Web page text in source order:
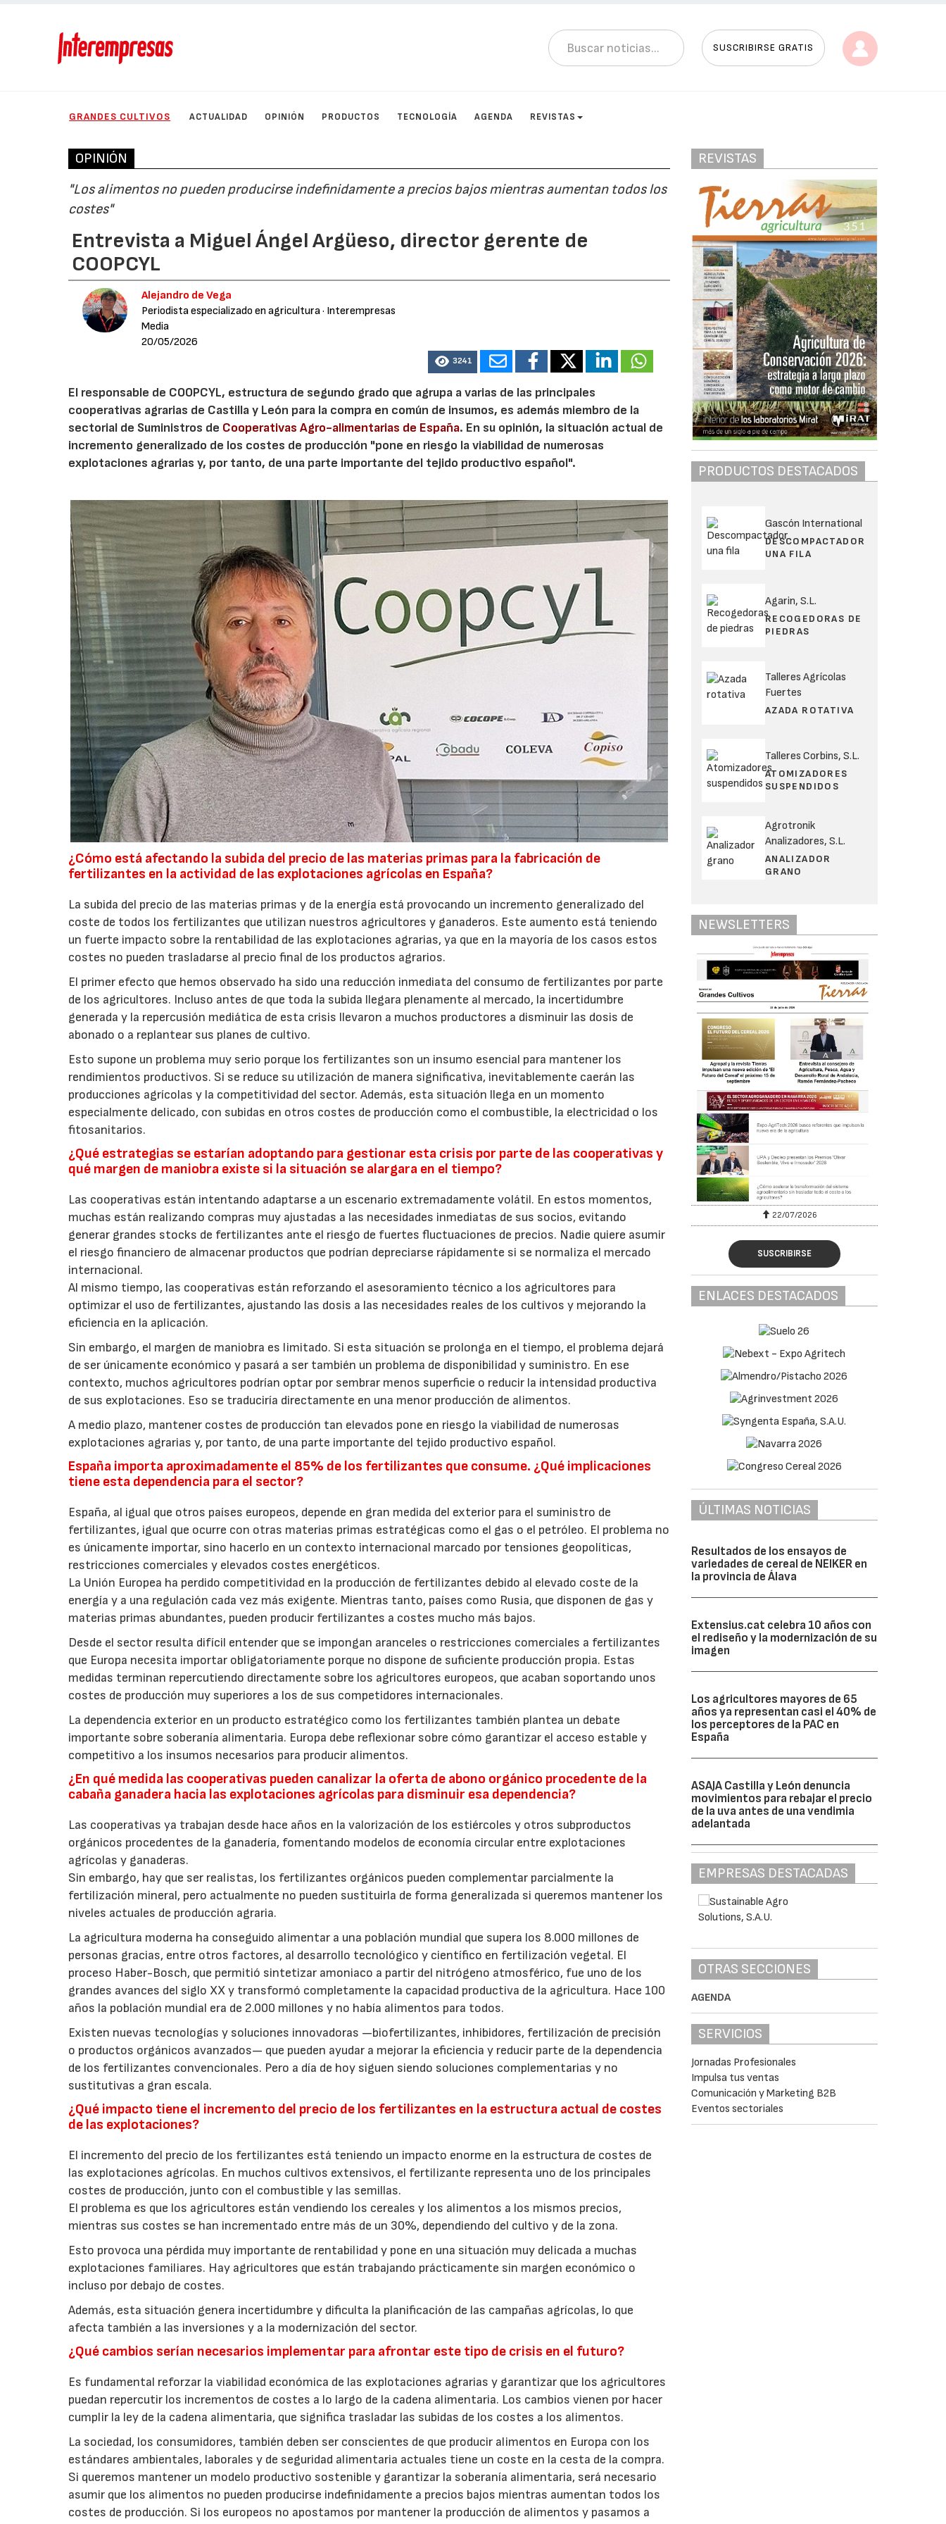
SUSCRIBIRSE GRATIS
GRANDES CULTIVOS ACTUALIDAD OPINIÓN PRODUCTOS TECNOLOGÍA AGENDA REVISTAS
OPINIÓN
"Los alimentos no pueden producirse indefinidamente a precios bajos mientras aumentan todos los
costes"
Entrevista a Miguel Ángel Argüeso, director gerente de
COOPCYL
Alejandro de Vega
Periodista especializado en agricultura· Interempresas
Media
20/05/2026
3241
El responsable de COOPCYL, estructura de segundo grado que agrupa a varias de las principales
cooperativas agrarias de Castilla y León para la compra en común de insumos, es además miembro de la
sectorial de Suministros de Cooperativas Agro-alimentarias de España. En su opinión, la situación actual de
incremento generalizado de los costes de producción "pone en riesgo la viabilidad de numerosas
explotaciones agrarias y, por tanto, de una parte importante del tejido productivo español".
¿Cómo está afectando la subida del precio de las materias primas para la fabricación de
fertilizantes en la actividad de las explotaciones agrícolas en España?
La subida del precio de las materias primas y de la energía está provocando un incremento generalizado del
coste de todos los fertilizantes que utilizan nuestros agricultores y ganaderos. Este aumento está teniendo
un fuerte impacto sobre la rentabilidad de las explotaciones agrarias, ya que en la mayoría de los casos estos
costes no pueden trasladarse al precio final de los productos agrarios.
El primer efecto que hemos observado ha sido una reducción inmediata del consumo de fertilizantes por parte
de los agricultores. Incluso antes de que toda la subida llegara plenamente al mercado, la incertidumbre
generada y la repercusión mediática de esta crisis llevaron a muchos productores a disminuir las dosis de
abonado o a replantear sus planes de cultivo.
Esto supone un problema muy serio porque los fertilizantes son un insumo esencial para mantener los
rendimientos productivos. Si se reduce su utilización de manera significativa, inevitablemente caerán las
producciones agrícolas y la competitividad del sector. Además, esta situación llega en un momento
especialmente delicado, con subidas en otros costes de producción como el combustible, la electricidad o los
fitosanitarios.
¿Qué estrategias se estarían adoptando para gestionar esta crisis por parte de las cooperativas y
qué margen de maniobra existe si la situación se alargara en el tiempo?
Las cooperativas están intentando adaptarse a un escenario extremadamente volátil. En estos momentos,
muchas están realizando compras muy ajustadas a las necesidades inmediatas de sus socios, evitando
generar grandes stocks de fertilizantes ante el riesgo de fuertes fluctuaciones de precios. Nadie quiere asumir
el riesgo financiero de almacenar productos que podrían depreciarse rápidamente si se normaliza el mercado
internacional.
Al mismo tiempo, las cooperativas están reforzando el asesoramiento técnico a los agricultores para
optimizar el uso de fertilizantes, ajustando las dosis a las necesidades reales de los cultivos y mejorando la
eficiencia en la aplicación.
Sin embargo, el margen de maniobra es limitado. Si esta situación se prolonga en el tiempo, el problema dejará
de ser únicamente económico y pasará a ser también un problema de disponibilidad y suministro. En ese
contexto, muchos agricultores podrían optar por sembrar menos superficie o reducir la intensidad productiva
de sus explotaciones. Eso se traduciría directamente en una menor producción de alimentos.
A medio plazo, mantener costes de producción tan elevados pone en riesgo la viabilidad de numerosas
explotaciones agrarias y, por tanto, de una parte importante del tejido productivo español.
España importa aproximadamente el 85% de los fertilizantes que consume. ¿Qué implicaciones
tiene esta dependencia para el sector?
España, al igual que otros países europeos, depende en gran medida del exterior para el suministro de
fertilizantes, igual que ocurre con otras materias primas estratégicas como el gas o el petróleo. El problema no
es únicamente importar, sino hacerlo en un contexto internacional marcado por tensiones geopolíticas,
restricciones comerciales y elevados costes energéticos.
La Unión Europea ha perdido competitividad en la producción de fertilizantes debido al elevado coste de la
energía y a una regulación cada vez más exigente. Mientras tanto, países como Rusia, que disponen de gas y
materias primas abundantes, pueden producir fertilizantes a costes mucho más bajos.
Desde el sector resulta difícil entender que se impongan aranceles o restricciones comerciales a fertilizantes
que Europa necesita importar obligatoriamente porque no dispone de suficiente producción propia. Estas
medidas terminan repercutiendo directamente sobre los agricultores europeos, que acaban soportando unos
costes de producción muy superiores a los de sus competidores internacionales.
La dependencia exterior en un producto estratégico como los fertilizantes también plantea un debate
importante sobre soberanía alimentaria. Europa debe reflexionar sobre cómo garantizar el acceso estable y
competitivo a los insumos necesarios para producir alimentos.
¿En qué medida las cooperativas pueden canalizar la oferta de abono orgánico procedente de la
cabaña ganadera hacia las explotaciones agrícolas para disminuir esa dependencia?
Las cooperativas ya trabajan desde hace años en la valorización de los estiércoles y otros subproductos
orgánicos procedentes de la ganadería, fomentando modelos de economía circular entre explotaciones
agrícolas y ganaderas.
Sin embargo, hay que ser realistas, los fertilizantes orgánicos pueden complementar parcialmente la
fertilización mineral, pero actualmente no pueden sustituirla de forma generalizada si queremos mantener los
niveles actuales de producción agraria.
La agricultura moderna ha conseguido alimentar a una población mundial que supera los 8.000 millones de
personas gracias, entre otros factores, al desarrollo tecnológico y científico en fertilización vegetal. El
proceso Haber-Bosch, que permitió sintetizar amoniaco a partir del nitrógeno atmosférico, fue uno de los
grandes avances del siglo XX y transformó completamente la capacidad productiva de la agricultura. Hace 100
años la población mundial era de 2.000 millones y no había alimentos para todos.
Existen nuevas tecnologías y soluciones innovadoras —biofertilizantes, inhibidores, fertilización de precisión
o productos orgánicos avanzados— que pueden ayudar a mejorar la eficiencia y reducir parte de la dependencia
de los fertilizantes convencionales. Pero a día de hoy siguen siendo soluciones complementarias y no
sustitutivas a gran escala.
¿Qué impacto tiene el incremento del precio de los fertilizantes en la estructura actual de costes
de las explotaciones?
El incremento del precio de los fertilizantes está teniendo un impacto enorme en la estructura de costes de
las explotaciones agrícolas. En muchos cultivos extensivos, el fertilizante representa uno de los principales
costes de producción, junto con el combustible y las semillas.
El problema es que los agricultores están vendiendo los cereales y los alimentos a los mismos precios,
mientras sus costes se han incrementado entre más de un 30%, dependiendo del cultivo y de la zona.
Esto provoca una pérdida muy importante de rentabilidad y pone en una situación muy delicada a muchas
explotaciones familiares. Hay agricultores que están trabajando prácticamente sin margen económico o
incluso por debajo de costes.
Además, esta situación genera incertidumbre y dificulta la planificación de las campañas agrícolas, lo que
afecta también a las inversiones y a la modernización del sector.
¿Qué cambios serían necesarios implementar para afrontar este tipo de crisis en el futuro?
Es fundamental reforzar la viabilidad económica de las explotaciones agrarias y garantizar que los agricultores
puedan repercutir los incrementos de costes a lo largo de la cadena alimentaria. Los cambios vienen por hacer
cumplir la ley de la cadena alimentaria, que significa trasladar las subidas de los costes a los alimentos.
La sociedad, los consumidores, también deben ser conscientes de que producir alimentos en Europa con los
estándares ambientales, laborales y de seguridad alimentaria actuales tiene un coste en la cesta de la compra.
Si queremos mantener un modelo productivo sostenible y garantizar la soberanía alimentaria, será necesario
asumir que los alimentos no pueden producirse indefinidamente a precios bajos mientras aumentan todos los
costes de producción. Si los europeos no apostamos por mantener la producción de alimentos y pasamos a
REVISTAS
PRODUCTOS DESTACADOS
Gascón International
DESCOMPACTADOR
UNA FILA
Agarin, S.L.
RECOGEDORAS DE
PIEDRAS
Talleres Agrícolas
Fuertes
AZADA ROTATIVA
Talleres Corbins, S.L.
ATOMIZADORES
SUSPENDIDOS
Agrotronik
Analizadores, S.L.
ANALIZADOR
GRANO
NEWSLETTERS
22/07/2026 29/07/2026 22/07/2026
SUSCRIBIRSE
ENLACES DESTACADOS
ÚLTIMAS NOTICIAS
Resultados de los ensayos de
variedades de cereal de NEIKER en
la provincia de Álava
Extensius.cat celebra 10 años con
el rediseño y la modernización de su
imagen
Los agricultores mayores de 65
años ya representan casi el 40% de
los perceptores de la PAC en
España
ASAJA Castilla y León denuncia
movimientos para rebajar el precio
de la uva antes de una vendimia
adelantada
EMPRESAS DESTACADAS
OTRAS SECCIONES
AGENDA
SERVICIOS
Jornadas Profesionales
Impulsa tus ventas
Comunicación y Marketing B2B
Eventos sectoriales